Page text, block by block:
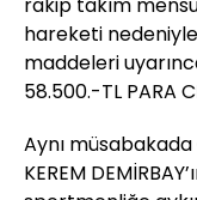
rakip takım
hareketi
maddeleri
58.500.-TL PARA
Aynı müsabakada
KEREM